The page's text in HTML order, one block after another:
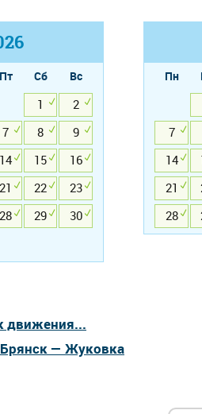
Пт Сб
Вс
1
2
7 8
9
14 15
16
21 22
23
28 29
30
Пн
7
14
21
28
движения...
Брянск — Жуковка